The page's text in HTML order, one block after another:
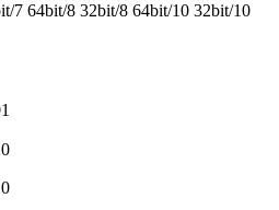
7 64bit/8 32bit/8 64bit/10 32bit/10